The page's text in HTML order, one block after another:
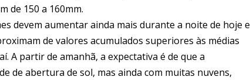
de 150 a 160mm.
devem aumentar ainda mais durante a noite de hoje e
de valores acumulados superiores às médias
A partir de amanhã, a expectativa é de que a
de abertura de sol, mas ainda com muitas nuvens,